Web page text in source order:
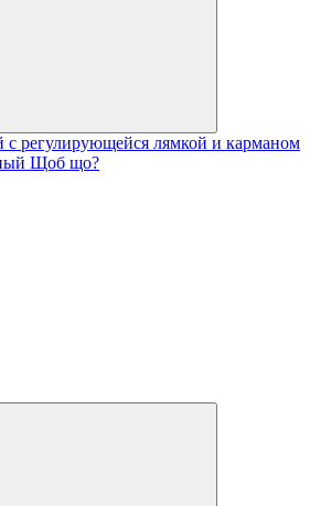
с регулирующейся лямкой и карманом
Щоб що?